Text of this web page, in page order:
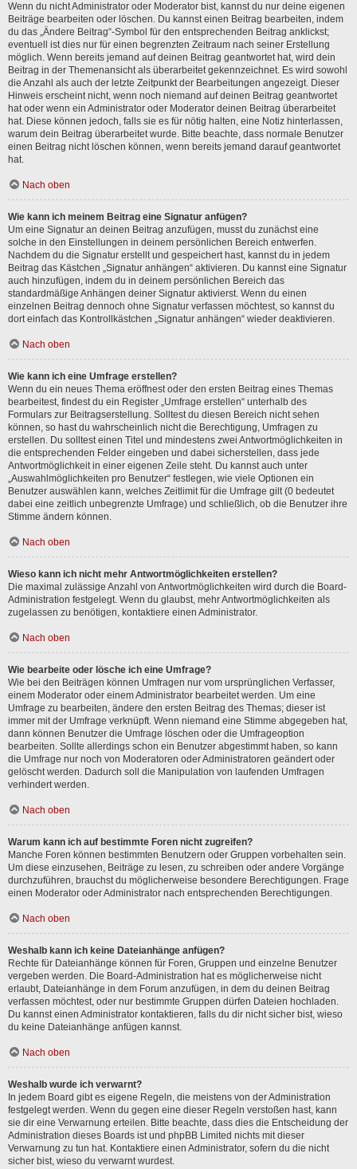
Wenn du nicht Administrator oder Moderator bist, kannst du nur deine eigenen
Beiträge bearbeiten oder löschen. Du kannst einen Beitrag bearbeiten, indem
du das „Ändere Beitrag“-Symbol für den entsprechenden Beitrag anklickst;
eventuell ist dies nur für einen begrenzten Zeitraum nach seiner Erstellung
möglich. Wenn bereits jemand auf deinen Beitrag geantwortet hat, wird dein
Beitrag in der Themenansicht als überarbeitet gekennzeichnet. Es wird sowohl
die Anzahl als auch der letzte Zeitpunkt der Bearbeitungen angezeigt. Dieser
Hinweis erscheint nicht, wenn noch niemand auf deinen Beitrag geantwortet
hat oder wenn ein Administrator oder Moderator deinen Beitrag überarbeitet
hat. Diese können jedoch, falls sie es für nötig halten, eine Notiz hinterlassen,
warum dein Beitrag überarbeitet wurde. Bitte beachte, dass normale Benutzer
einen Beitrag nicht löschen können, wenn bereits jemand darauf geantwortet
hat.
Nach oben
Wie kann ich meinem Beitrag eine Signatur anfügen?
Um eine Signatur an deinen Beitrag anzufügen, musst du zunächst eine
solche in den Einstellungen in deinem persönlichen Bereich entwerfen.
Nachdem du die Signatur erstellt und gespeichert hast, kannst du in jedem
Beitrag das Kästchen „Signatur anhängen“ aktivieren. Du kannst eine Signatur
auch hinzufügen, indem du in deinem persönlichen Bereich das
standardmäßige Anhängen deiner Signatur aktivierst. Wenn du einen
einzelnen Beitrag dennoch ohne Signatur verfassen möchtest, so kannst du
dort einfach das Kontrollkästchen „Signatur anhängen“ wieder deaktivieren.
Nach oben
Wie kann ich eine Umfrage erstellen?
Wenn du ein neues Thema eröffnest oder den ersten Beitrag eines Themas
bearbeitest, findest du ein Register „Umfrage erstellen“ unterhalb des
Formulars zur Beitragserstellung. Solltest du diesen Bereich nicht sehen
können, so hast du wahrscheinlich nicht die Berechtigung, Umfragen zu
erstellen. Du solltest einen Titel und mindestens zwei Antwortmöglichkeiten in
die entsprechenden Felder eingeben und dabei sicherstellen, dass jede
Antwortmöglichkeit in einer eigenen Zeile steht. Du kannst auch unter
„Auswahlmöglichkeiten pro Benutzer“ festlegen, wie viele Optionen ein
Benutzer auswählen kann, welches Zeitlimit für die Umfrage gilt (0 bedeutet
dabei eine zeitlich unbegrenzte Umfrage) und schließlich, ob die Benutzer ihre
Stimme ändern können.
Nach oben
Wieso kann ich nicht mehr Antwortmöglichkeiten erstellen?
Die maximal zulässige Anzahl von Antwortmöglichkeiten wird durch die Board-
Administration festgelegt. Wenn du glaubst, mehr Antwortmöglichkeiten als
zugelassen zu benötigen, kontaktiere einen Administrator.
Nach oben
Wie bearbeite oder lösche ich eine Umfrage?
Wie bei den Beiträgen können Umfragen nur vom ursprünglichen Verfasser,
einem Moderator oder einem Administrator bearbeitet werden. Um eine
Umfrage zu bearbeiten, ändere den ersten Beitrag des Themas; dieser ist
immer mit der Umfrage verknüpft. Wenn niemand eine Stimme abgegeben hat,
dann können Benutzer die Umfrage löschen oder die Umfrageoption
bearbeiten. Sollte allerdings schon ein Benutzer abgestimmt haben, so kann
die Umfrage nur noch von Moderatoren oder Administratoren geändert oder
gelöscht werden. Dadurch soll die Manipulation von laufenden Umfragen
verhindert werden.
Nach oben
Warum kann ich auf bestimmte Foren nicht zugreifen?
Manche Foren können bestimmten Benutzern oder Gruppen vorbehalten sein.
Um diese einzusehen, Beiträge zu lesen, zu schreiben oder andere Vorgänge
durchzuführen, brauchst du möglicherweise besondere Berechtigungen. Frage
einen Moderator oder Administrator nach entsprechenden Berechtigungen.
Nach oben
Weshalb kann ich keine Dateianhänge anfügen?
Rechte für Dateianhänge können für Foren, Gruppen und einzelne Benutzer
vergeben werden. Die Board-Administration hat es möglicherweise nicht
erlaubt, Dateianhänge in dem Forum anzufügen, in dem du deinen Beitrag
verfassen möchtest, oder nur bestimmte Gruppen dürfen Dateien hochladen.
Du kannst einen Administrator kontaktieren, falls du dir nicht sicher bist, wieso
du keine Dateianhänge anfügen kannst.
Nach oben
Weshalb wurde ich verwarnt?
In jedem Board gibt es eigene Regeln, die meistens von der Administration
festgelegt werden. Wenn du gegen eine dieser Regeln verstoßen hast, kann
sie dir eine Verwarnung erteilen. Bitte beachte, dass dies die Entscheidung der
Administration dieses Boards ist und phpBB Limited nichts mit dieser
Verwarnung zu tun hat. Kontaktiere einen Administrator, sofern du die nicht
sicher bist, wieso du verwarnt wurdest.